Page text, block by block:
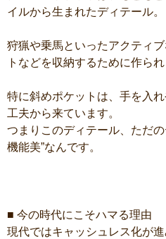
イルから生まれたディテール。
狩猟や乗馬といったアクティ
トなどを収納するために作られ
特に斜めポケットは、手を入
工夫から来ています。
つまりこのディテール、ただ
機能美”なんです。
■ 今の時代にこそハマる理由
現代ではキャッシュレス化が